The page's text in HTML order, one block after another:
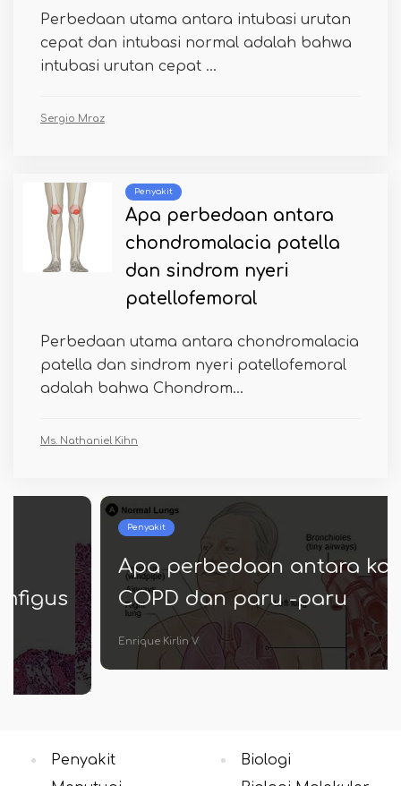
Perbedaan utama antara intubasi urutan
cepat dan intubasi normal adalah bahwa
intubasi urutan cepat ...
Sergio Mraz
Penyakit
Apa perbedaan antara
chondromalacia patella
dan sindrom nyeri
patellofemoral
Perbedaan utama antara chondromalacia
patella dan sindrom nyeri patellofemoral
adalah bahwa Chondrom...
Ms. Nathaniel Kihn
Apa perbedaan antara kanker
COPD dan paru -paru
Enrique Kirlin V
Penyakit
Biologi